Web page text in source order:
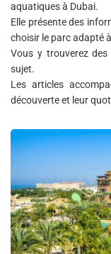
aquatiques à Dubai.
Elle présente des
choisir le parc adapté
Vous y trouverez
sujet.
Les articles
découverte et leur